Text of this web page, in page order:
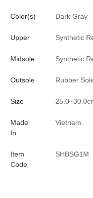
Color(s) Dark Gray
Upper Synthetic
Midsole Synthetic
Outsole Rubber
Size
Made
In
Vietnam
Item
Code
SHBSG1M